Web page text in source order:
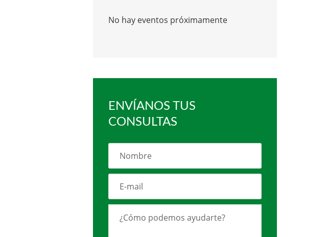
No hay eventos próximamente
ENVÍANOS TUS
CONSULTAS